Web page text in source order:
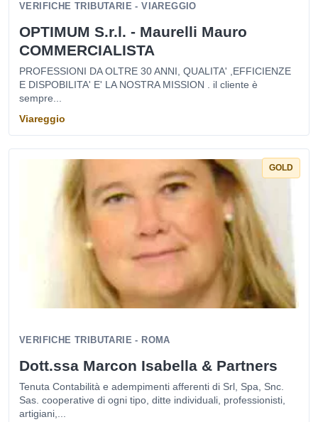
VERIFICHE TRIBUTARIE - VIAREGGIO
OPTIMUM S.r.l. - Maurelli Mauro
COMMERCIALISTA
PROFESSIONI DA OLTRE 30 ANNI, QUALITA' ,EFFICIENZE
E DISPOBILITA' E' LA NOSTRA MISSION . il cliente è
sempre...
Viareggio
GOLD
VERIFICHE TRIBUTARIE - ROMA
Dott.ssa Marcon Isabella & Partners
Tenuta Contabilità e adempimenti afferenti di Srl, Spa, Snc.
Sas. cooperative di ogni tipo, ditte individuali, professionisti,
artigiani,...